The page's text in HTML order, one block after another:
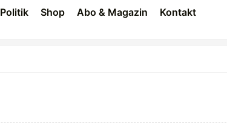
Politik Shop Abo & Magazin Kontakt